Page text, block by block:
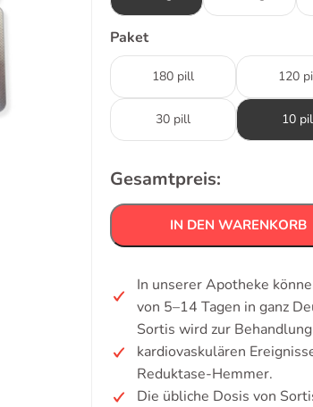
Paket
180 pill 120
30 pill 10
Gesamtpreis:
IN DEN WARENKORB
In unserer Apotheke
von 5–14 Tagen in ganz
Sortis wird zur
kardiovaskulären
Reduktase-Hemmer.
Die übliche Dosis von